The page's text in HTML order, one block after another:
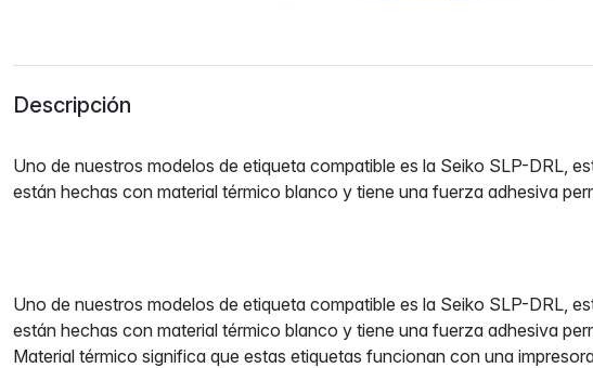
Descripción
Uno de nuestros modelos de etiqueta compatible es la Seiko SLP-DRL,
están hechas con material térmico blanco y tiene una fuerza adhesiva
Uno de nuestros modelos de etiqueta compatible es la Seiko SLP-DRL,
están hechas con material térmico blanco y tiene una fuerza adhesiva
Material térmico significa que estas etiquetas funcionan con una